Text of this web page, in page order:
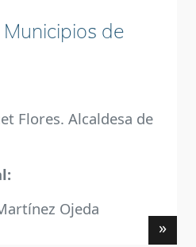
de
Flores. Alcaldesa de
Ojeda
»